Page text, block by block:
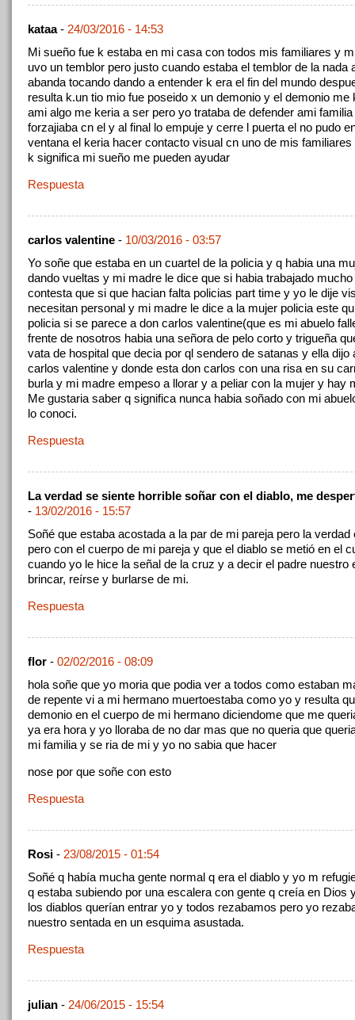
kataa- 24/03/2016 - 14:53
Mi sueño fue k estaba en mi casa con todos mis familiares y
uvo un temblor pero justo cuando estaba el temblor de la nada
abanda tocando dando a entender k era el fin del mundo
resulta k.un tio mio fue poseido x un demonio y el demonio me
ami algo me keria a ser pero yo trataba de defender ami
forzajiaba cn el y al final lo empuje y cerre l puerta el no pudo
ventana el keria hacer contacto visual cn uno de mis
k significa mi sueño me pueden ayudar
Respuesta
carlos valentine - 10/03/2016 - 03:57
Yo soñe que estaba en un cuartel de la policia y q habia una
dando vueltas y mi madre le dice que si habia trabajado
contesta que si que hacian falta policias part time y yo le dije
necesitan personal y mi madre le dice a la mujer policia este
policia si se parece a don carlos valentine(que es mi abuelo
frente de nosotros habia una señora de pelo corto y trigueña
vata de hospital que decia por ql sendero de satanas y ella dijo
carlos valentine y donde esta don carlos con una risa en su
burla y mi madre empeso a llorar y a peliar con la mujer y hay
Me gustaria saber q significa nunca habia soñado con mi
lo conoci.
Respuesta
La verdad se siente horrible soñar con el diablo, me
- 13/02/2016 - 15:57
Soñé que estaba acostada a la par de mi pareja pero la
pero con el cuerpo de mi pareja y que el diablo se metió en el
cuando yo le hice la señal de la cruz y a decir el padre nuestro
brincar, reírse y burlarse de mi.
Respuesta
flor - 02/02/2016 - 08:09
hola soñe que yo moria que podia ver a todos como estaban
de repente vi a mi hermano muertoestaba como yo y resulta
demonio en el cuerpo de mi hermano diciendome que me
ya era hora y yo lloraba de no dar mas que no queria que
mi familia y se ria de mi y yo no sabia que hacer
nose por que soñe con esto
Respuesta
Rosi - 23/08/2015 - 01:54
Soñé q había mucha gente normal q era el diablo y yo m
q estaba subiendo por una escalera con gente q creía en Dios
los diablos querían entrar yo y todos rezabamos pero yo
nuestro sentada en un esquima asustada.
Respuesta
julian - 24/06/2015 - 15:54